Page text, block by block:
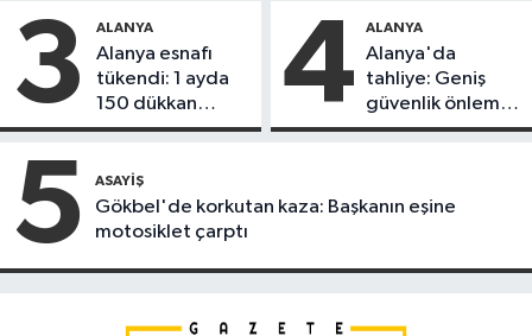
3 ALANYA
Alanya esnafı
tükendi: 1 ayda
150 dükkan
kapandı
4 ALANYA
Alanya'da
tahliye: Geniş
güvenlik önlemi
alındı
5 ASAYIŞ
Gökbel'de korkutan kaza: Başkanın eşine
motosiklet çarptı